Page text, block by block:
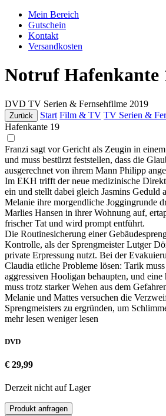
Mein Bereich
Gutschein
Kontakt
Versandkosten
Notruf Hafenkante
DVD TV Serien & Fernsehfilme 2019
Zurück Start Film & TV TV Serien &
Hafenkante 19
Franzi sagt vor Gericht als Zeugin in
und muss bestürzt feststellen, dass die
ausgerechnet von ihrem Mann Philipp
Im EKH trifft der neue medizinische
ein und stellt dabei gleich Jasmins Geduld
Melanie ihre morgendliche Joggingrunde
Marlies Hansen in ihrer Wohnung auf,
frischer Tat und wird prompt entführt.
Die Routinesicherung einer
Kontrolle, als der Sprengmeister Lutger
private Erpressung nutzt. Bei der
Claudia etliche Probleme lösen: Tarik
aggressiven Hooligan behaupten, und eine
muss trotz starker Wehen aus dem
Melanie und Mattes versuchen die
Sprengmeisters zu ergründen, um
mehr lesen weniger lesen
DVD
€ 29,99
Derzeit nicht auf Lager
Produkt anfragen